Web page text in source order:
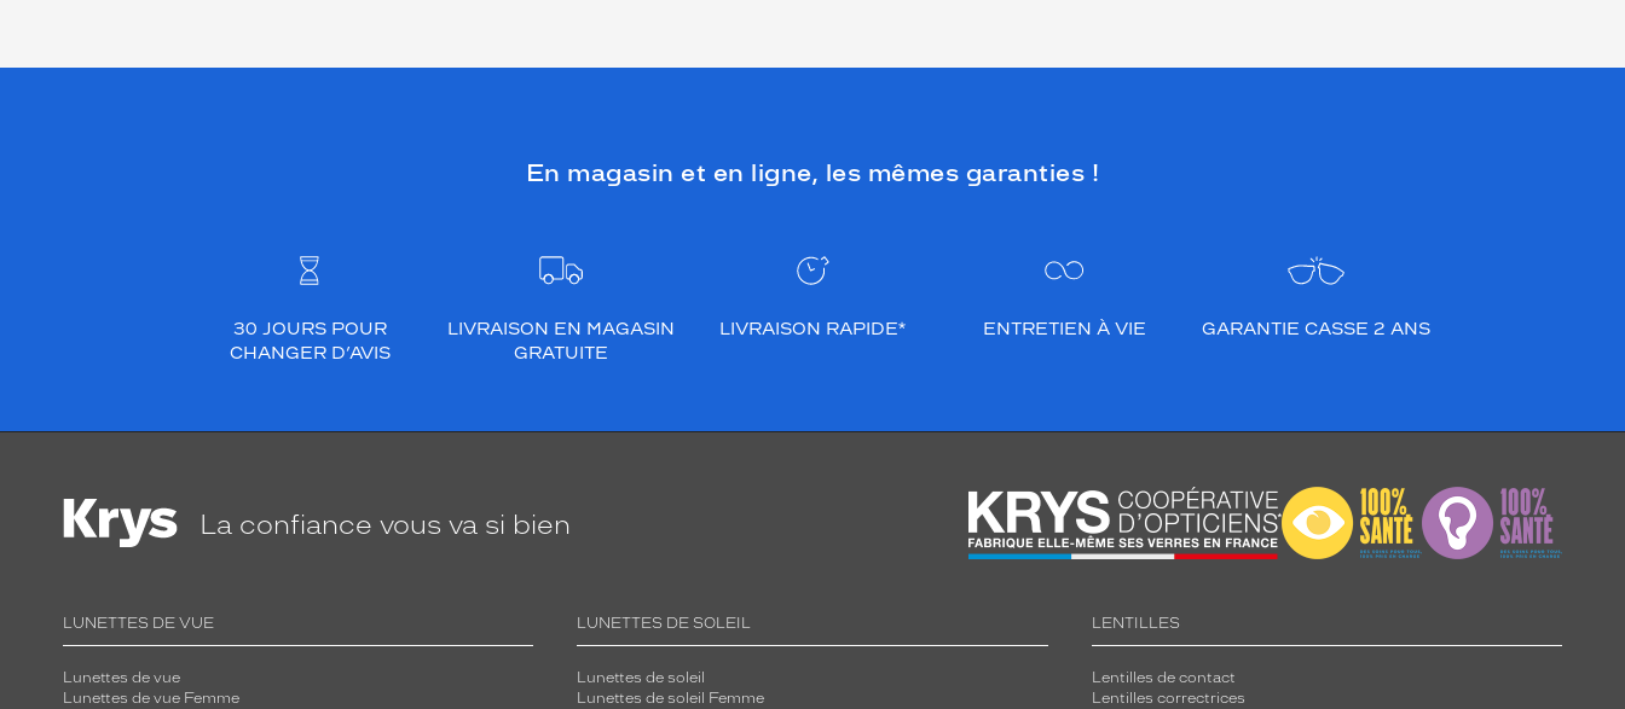
En magasin et en ligne, les mêmes garanties !
30 JOURS POUR
CHANGER D’AVIS
LIVRAISON EN MAGASIN
GRATUITE
LIVRAISON RAPIDE* ENTRETIEN À VIE GARANTIE CASSE 2 ANS
La confiance vous va si bien
LUNETTES DE VUE
Lunettes de vue
Lunettes de vue Femme
LUNETTES DE SOLEIL
Lunettes de soleil
Lunettes de soleil Femme
LENTILLES
Lentilles de contact
Lentilles correctrices